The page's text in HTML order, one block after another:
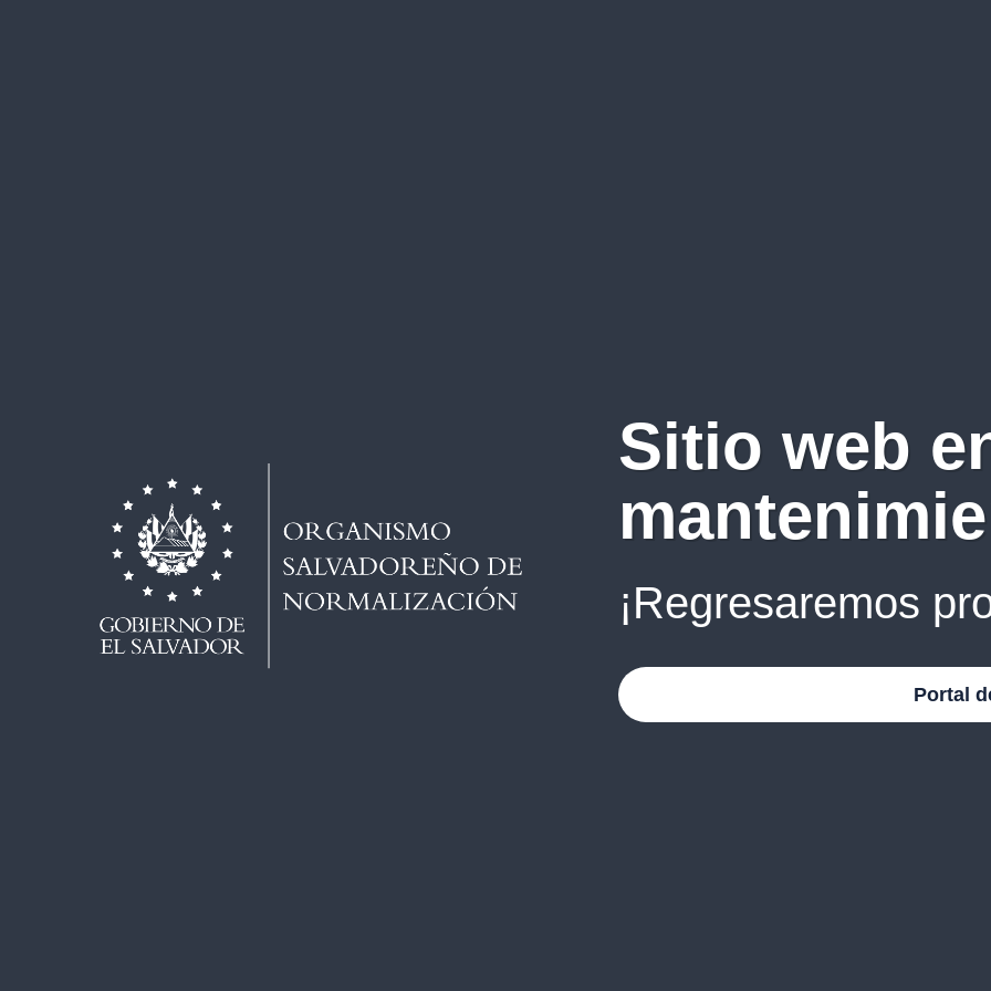
Sitio web
¡Regresaremos
Portal